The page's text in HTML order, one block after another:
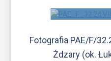
Fotografia PAE/F/
Żdzary (ok.